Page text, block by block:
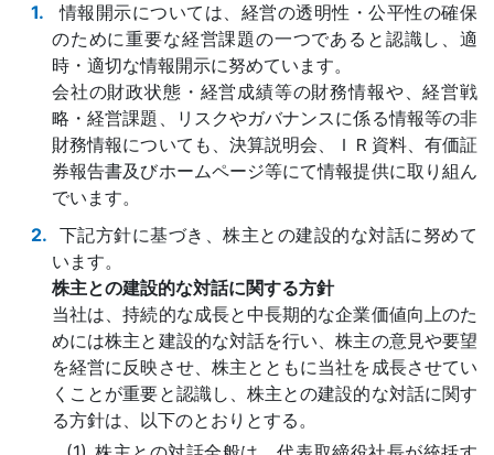
情報開示については、経営の透明性・公平性の確保
のために重要な経営課題の一つであると認識し、適
時・適切な情報開示に努めています。
会社の財政状態・経営成績等の財務情報や、経営戦
略・経営課題、リスクやガバナンスに係る情報等の非
財務情報についても、決算説明会、ＩＲ資料、有価証
券報告書及びホームページ等にて情報提供に取り組ん
でいます。
下記方針に基づき、株主との建設的な対話に努めて
います。
株主との建設的な対話に関する方針
当社は、持続的な成長と中長期的な企業価値向上のた
めには株主と建設的な対話を行い、株主の意見や要望
を経営に反映させ、株主とともに当社を成長させてい
くことが重要と認識し、株主との建設的な対話に関す
る方針は、以下のとおりとする。